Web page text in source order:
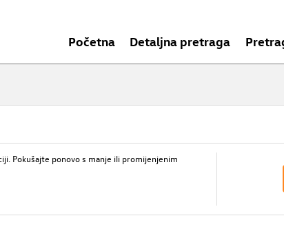
Početna Detaljna pretraga
Pokušajte ponovo s manje ili promijenjenim